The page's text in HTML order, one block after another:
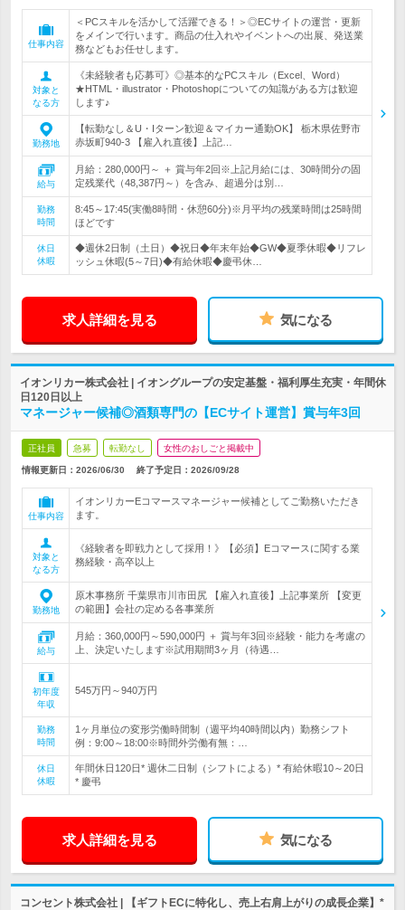
仕事内容
＜PCスキルを活かして活躍できる！＞◎ECサイトの運営・更新
をメインで行います。商品の仕入れやイベントへの出展、発送業
務などもお任せします。
対象と
なる方
《未経験者も応募可》◎基本的なPCスキル（Excel、Word）
★HTML・illustrator・Photoshopについての知識がある方は歓迎
します♪
勤務地
【転勤なし＆U・Iターン歓迎＆マイカー通勤OK】 栃木県佐野市
赤坂町940-3 【雇入れ直後】上記…
給与
月給：280,000円～ ＋ 賞与年2回※上記月給には、30時間分の固
定残業代（48,387円～）を含み、超過分は別…
勤務
時間
8:45～17:45(実働8時間・休憩60分)※月平均の残業時間は25時間
ほどです
休日
休暇
◆週休2日制（土日）◆祝日◆年末年始◆GW◆夏季休暇◆リフレ
ッシュ休暇(5～7日)◆有給休暇◆慶弔休…
求人詳細を見る 気になる
イオンリカー株式会社 | イオングループの安定基盤・福利厚生充実・年間休
日120日以上
マネージャー候補◎酒類専門の【ECサイト運営】賞与年3回
正社員 急募 転勤なし 女性のおしごと掲載中
情報更新日：2026/06/30 終了予定日： 2026/09/28
仕事内容
イオンリカーEコマースマネージャー候補としてご勤務いただき
ます。
対象と
なる方
《経験者を即戦力として採用！》【必須】Eコマースに関する業
務経験・高卒以上
勤務地
原木事務所 千葉県市川市田尻 【雇入れ直後】上記事業所 【変更
の範囲】会社の定める各事業所
給与
月給：360,000円～590,000円 ＋ 賞与年3回※経験・能力を考慮の
上、決定いたします※試用期間3ヶ月（待遇…
初年度
年収
545万円～940万円
勤務
時間
1ヶ月単位の変形労働時間制（週平均40時間以内）勤務シフト
例：9:00～18:00※時間外労働有無：…
休日
休暇
年間休日120日* 週休二日制（シフトによる）* 有給休暇10～20日
* 慶弔
求人詳細を見る 気になる
コンセント株式会社 | 【ギフトECに特化し、売上右肩上がりの成長企業】*